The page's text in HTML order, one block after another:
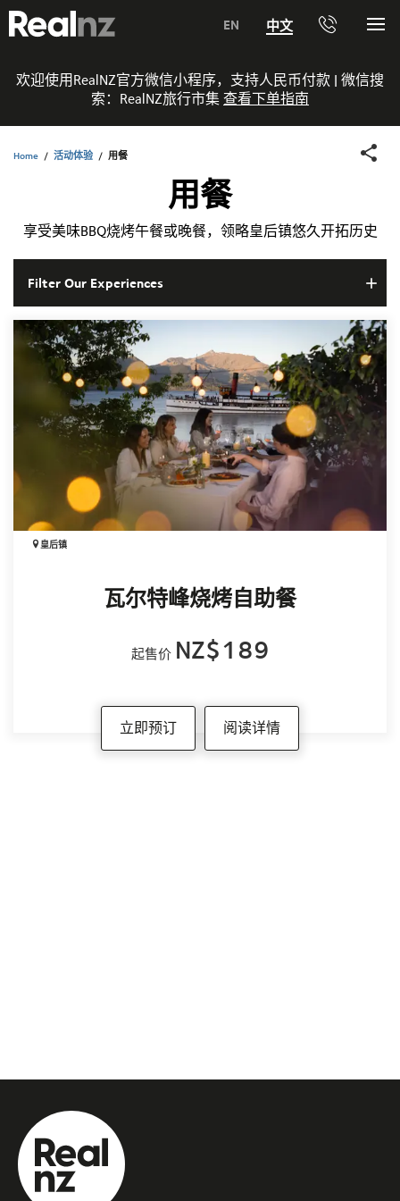
RealNZ EN 中文
电
0800 656501 新西兰境内免费电话
电话 +64 3 249 6000
Media +64 21 523899
Trade +64 3 4427509
i-Site +64 3 2190056
欢迎使用RealNZ官方微信小程序，支持人民币付款 | 微信搜
索： RealNZ旅行市集 查看下单指南
Home / 活动体验 / 用餐
用餐
享受美味BBQ烧烤午餐或晚餐，领略皇后镇悠久开拓历史
Filter Our Experiences
目的地
皇后镇
皇后镇
瓦尔特峰烧烤自助餐
起售价 NZ$189
立即预订 阅读详情